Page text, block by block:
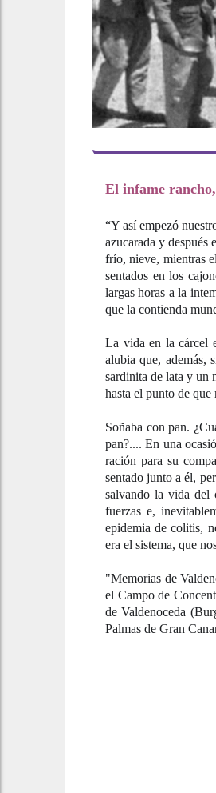
El infame
“Y así empezó
azucarada y después
frío, nieve, mientras
sentados en los
largas horas a la
que la contienda
La vida en la cárcel
alubia que, además,
sardinita de lata y un
hasta el punto de
Soñaba con pan.
pan?.... En una
ración para su
sentado junto a él,
salvando la vida del
fuerzas e,
epidemia de colitis,
era el sistema, que
"Memorias de
el Campo de
de Valdenoceda
Palmas de Gran